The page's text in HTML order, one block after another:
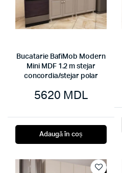
Bucatarie BafiMob Modern
Mini MDF 1.2 m stejar
concordia/stejar polar
5620 MDL
Adaugă în coș